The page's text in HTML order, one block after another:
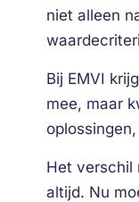
niet alleen
Bij EMVI
mee, maar
Het verschil
altijd. Nu